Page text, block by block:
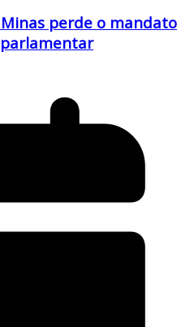
perde o mandato